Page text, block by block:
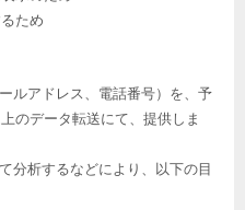
ため
ルアドレス、電話番号）を、予
のデータ転送にて、提供しま
分析するなどにより、以下の目